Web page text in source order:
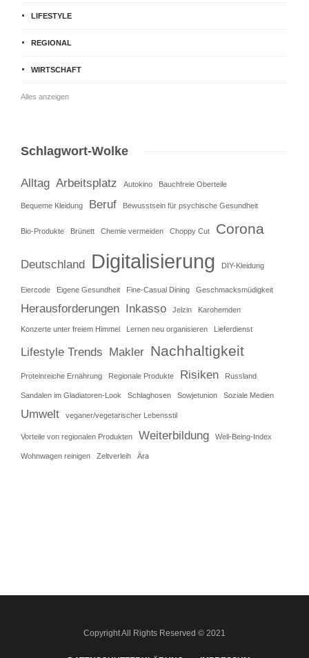
LIFESTYLE
REGIONAL
WIRTSCHAFT
Alles anzeigen
Schlagwort-Wolke
Alltag Arbeitsplatz Autokino Bauchfreie Oberteile
Bequeme Kleidung Beruf Bewusstsein für psychische Gesundheit
Bio-Produkte Brünett Chemie vermeiden Choppy Cut Corona
Deutschland Digitalisierung DIY-Kleidung
Eiercode Eigene Gesundheit Fine-Casual Dining Geschmacksmüdigkeit
Herausforderungen Inkasso Jelzin Karohemden
Konzerte unter freiem Himmel Lernen neu organisieren Lieferdienst
Lifestyle Trends Makler Nachhaltigkeit
Proteinreiche Ernährung Regionale Produkte Risiken Russland
Sandalen im Gladiatoren-Look Schlaghosen Sowjetunion Soziale Medien
Umwelt veganer/vegetarischer Lebensstil
Vorteile von regionalen Produkten Weiterbildung Well-Being-Index
Wohnwagen reinigen Zeltverleih Ära
Copyright All Rights Reserved © 2021